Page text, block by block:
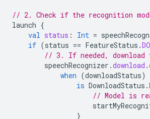
// 2. Check if the recognition
launch {
val status : Int =
if (status == FeatureStatus .
// 3. If needed, download
speechRecognizer .download .
when (downloadStatus)
is DownloadStatus .
// Model is
}